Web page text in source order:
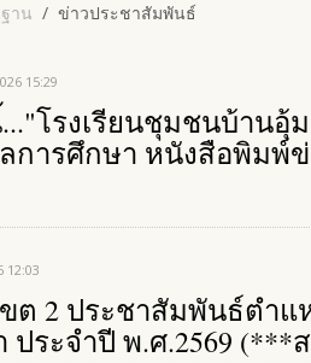
าน ข่าวประชาสัมพันธ์
15:29
โรงเรียนชุมชนบ้าน
การศึกษา หนังสือพิมพ์
12:03
ต 2 ประชาสัมพันธ์ตำแ
ประจำปี พ.ศ.2569